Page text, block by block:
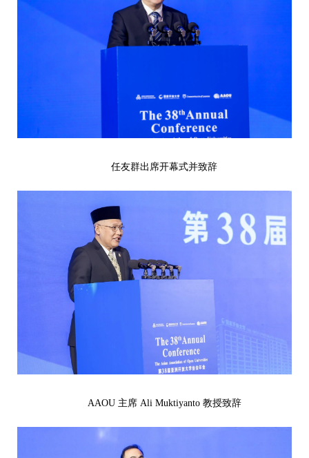
任友群出席开幕式并致辞
AAOU 主席 Ali Muktiyanto 教授致辞